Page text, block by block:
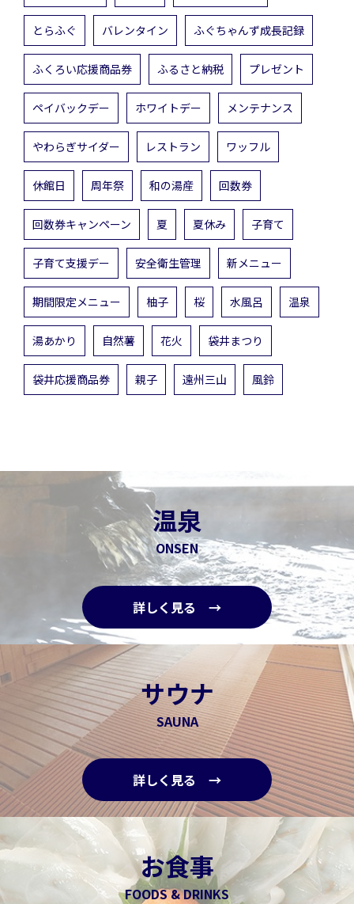
とらふぐ バレンタイン ふぐちゃんず成長記録
ふくろい応援商品券 ふるさと納税 プレゼント
ペイバックデー ホワイトデー メンテナンス
やわらぎサイダー レストラン ワッフル
休館日 周年祭 和の湯産 回数券
回数券キャンペーン 夏 夏休み 子育て
子育て支援デー 安全衛生管理 新メニュー
期間限定メニュー 柚子 桜 水風呂 温泉
湯あかり 自然薯 花火 袋井まつり
袋井応援商品券 親子 遠州三山 風鈴
温泉
ONSEN
詳しく見る →
サウナ
SAUNA
詳しく見る →
お食事
FOODS & DRINKS